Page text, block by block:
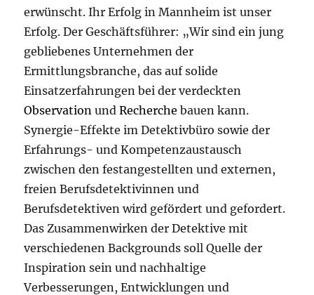
erwünscht. Ihr Erfolg in Mannheim ist unser
Erfolg. Der Geschäftsführer: „Wir sind ein jung
gebliebenes Unternehmen der
Ermittlungsbranche, das auf solide
Einsatzerfahrungen bei der verdeckten
Observation undRecherche bauen kann.
Synergie-Effekte im Detektivbüro sowie der
Erfahrungs- und Kompetenzaustausch
zwischen den festangestellten und externen,
freien Berufsdetektivinnen und
Berufsdetektiven wird gefördert und gefordert.
Das Zusammenwirken der Detektive mit
verschiedenen Backgrounds soll Quelle der
Inspiration sein und nachhaltige
Verbesserungen, Entwicklungen und